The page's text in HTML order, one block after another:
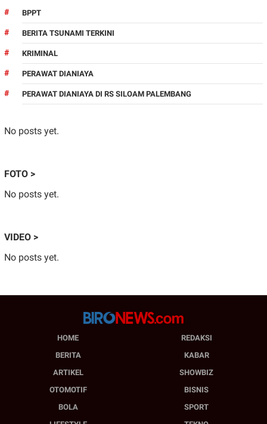
BPPT
BERITA TSUNAMI TERKINI
KRIMINAL
PERAWAT DIANIAYA
PERAWAT DIANIAYA DI RS SILOAM PALEMBANG
No posts yet.
FOTO >
No posts yet.
VIDEO >
No posts yet.
HOME
REDAKSI
BERITA
KABAR
ARTIKEL
SHOWBIZ
OTOMOTIF
BISNIS
BOLA
SPORT